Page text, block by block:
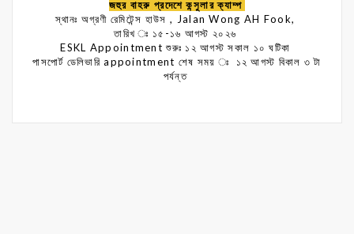
জহুর বাহরু প্রদেশে কন্সুলার ক্যাম্প
স্থানঃ অগ্রণী রেমিটেন্স হাউস , Jalan Wong AH Fook,
তারিখ ঃ ১৫-১৬ আগস্ট ২০২৬
ESKL Appointment শুরুঃ ১২ আগস্ট সকাল ১০ ঘটিকা
পাসপোর্ট ডেলিভারি appointment শেষ সময় ঃ ১২ আগস্ট বিকাল ৩ টা
পর্যন্ত